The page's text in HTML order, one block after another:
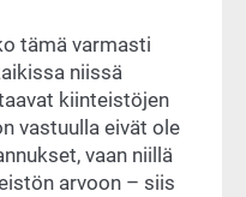
tämä varmasti
niissä
kiinteistöjen
vastuulla eivät ole
vaan niillä
arvoon – siis